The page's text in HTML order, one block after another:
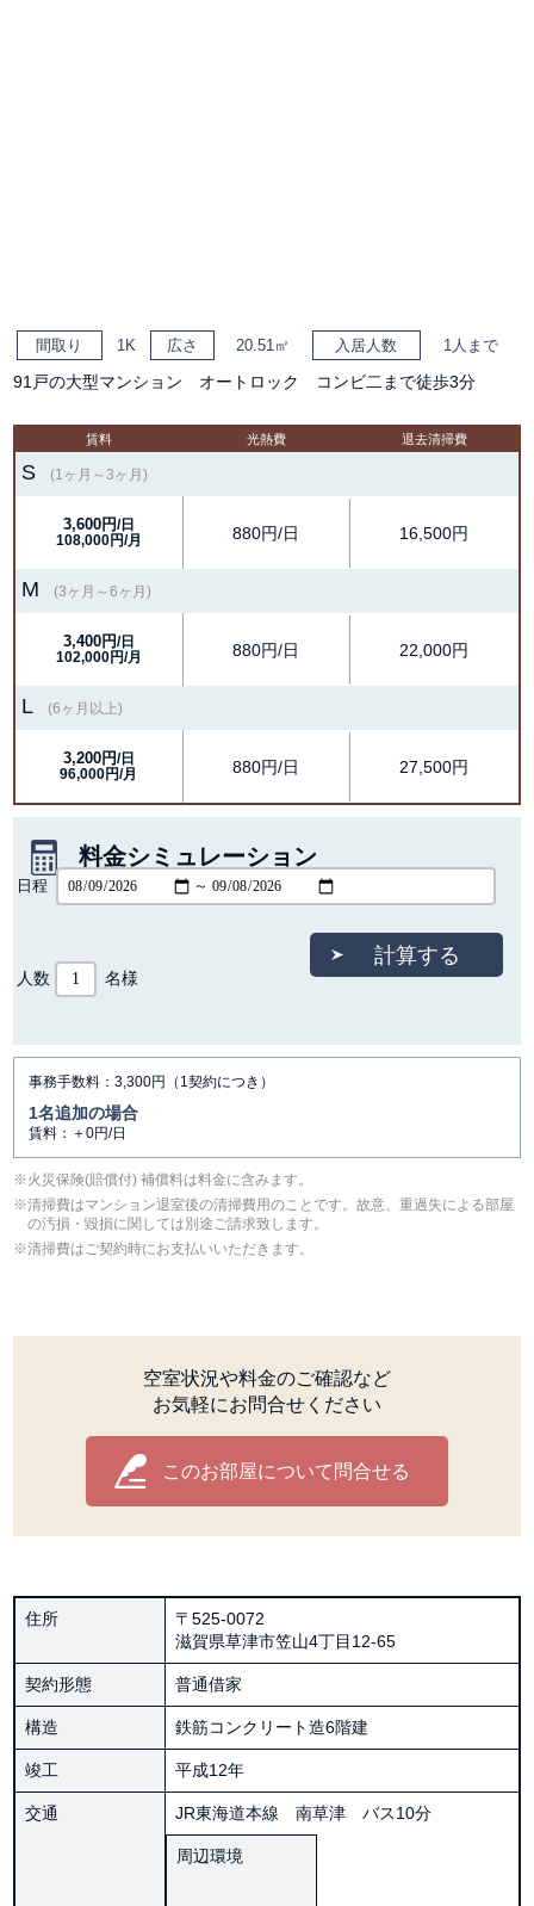
間取り 1K 広さ 20.51㎡ 入居人数 1人まで
91戸の大型マンション オートロック コンビ二まで徒歩3分
賃料 光熱費 退去清掃費
S (1ヶ月～3ヶ月)
3,600円/日
108,000円/月
880円/日 16,500円
M (3ヶ月～6ヶ月)
3,400円/日
102,000円/月
880円/日 22,000円
L (6ヶ月以上)
3,200円/日
96,000円/月
880円/日 27,500円
料金シミュレーション
人数 名様
日程 ～
事務手数料：3,300円（1契約につき）
1名追加の場合
賃料：＋0円/日
⽕災保険(賠償付) 補償料は料⾦に含みます。
清掃費はマンション退室後の清掃費用のことです。故意、重過失による部屋
の汚損・毀損に関しては別途ご請求致します。
清掃費はご契約時にお支払いいただきます。
空室状況や料金のご確認など
お気軽にお問合せください
このお部屋について問合せる
住所
〒525-0072
滋賀県草津市笠山4丁目12-65
契約形態 普通借家
構造 鉄筋コンクリート造6階建
竣工 平成12年
交通 JR東海道本線 南草津 バス10分
周辺環境